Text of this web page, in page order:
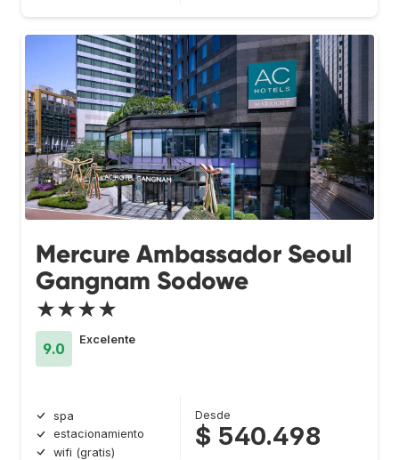
Mercure Ambassador Seoul
Gangnam Sodowe
★★★★
9.0
Excelente
spa
estacionamiento
wifi (gratis)
Desde
$ 540.498